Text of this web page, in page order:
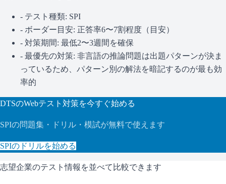
- テスト種類: SPI
- ボーダー目安: 正答率6〜7割程度（目安）
- 対策期間: 最低2〜3週間を確保
- 最優先の対策: 非言語の推論問題は出題パターンが決ま
っているため、パターン別の解法を暗記するのが最も効
率的
DTSのWebテスト対策を今すぐ始める
SPIの問題集・ドリル・模試が無料で使えます
SPIのドリルを始める
志望企業のテスト情報を並べて比較できます